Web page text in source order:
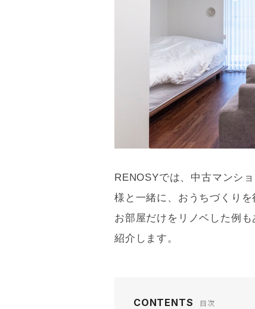
RENOSYでは、中古マンシ
様と一緒に、おうちづくり
お部屋だけをリノベした例
紹介します。
CONTENTS 目次